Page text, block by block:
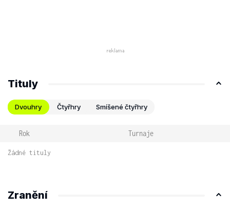
Tituly
Dvouhry Čtyřhry Smíšené čtyřhry
Rok Turnaje
Žádné tituly
Zranění